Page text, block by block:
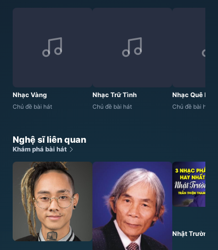
Nhạc Vàng
Chủ đề bài hát
Nhạc Trữ Tình
Chủ đề bài hát
Nhạc Quê
Chủ đề bài hát
Nghệ sĩ liên quan
Khám phá bài hát
Nhật Trường